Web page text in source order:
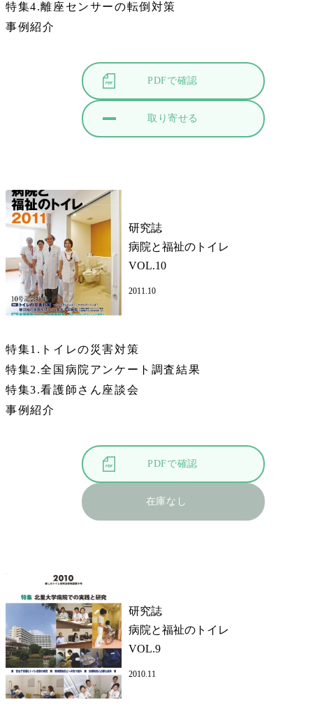
特集4.離座センサーの転倒対策
事例紹介
PDFで確認
取り寄せる
研究誌
病院と福祉のトイレ
VOL.10
2011.10
特集1.トイレの災害対策
特集2.全国病院アンケート調査結果
特集3.看護師さん座談会
事例紹介
PDFで確認
在庫なし
研究誌
病院と福祉のトイレ
VOL.9
2010.11